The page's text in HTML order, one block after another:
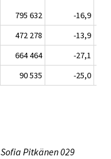
795 632 -16,9
472 278
-13,9
664 464 -27,1
90 535 -25,0
Pitkänen 029